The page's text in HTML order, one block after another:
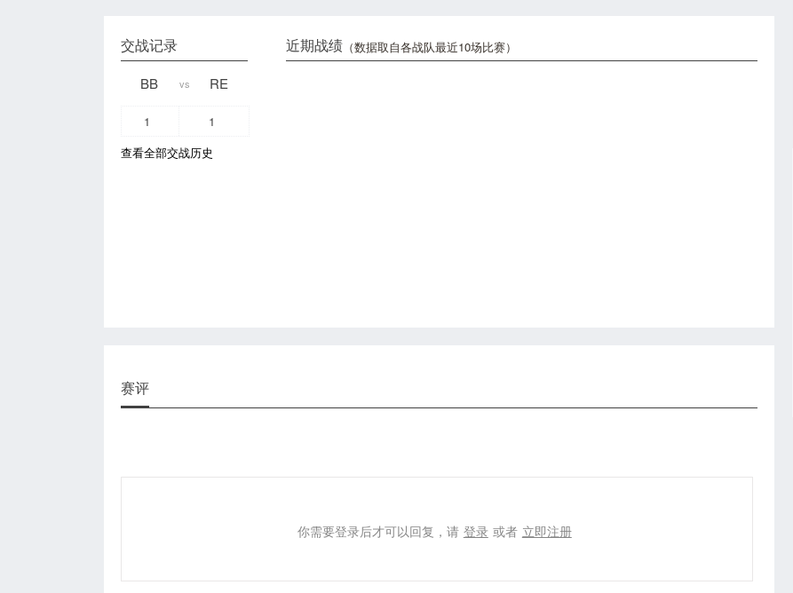
近期战绩 （数据取自各战队最近10场比赛）
交战记录
BB vs RE
1
1
查看全部交战历史
赛评
你需要登录后才可以回复，请 登录 或者 立即注册